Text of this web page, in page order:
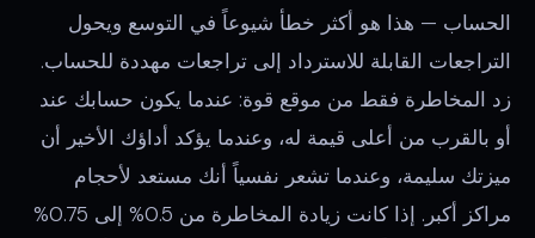
الحساب — هذا هو أكثر خطأ شيوعاً في التوسع ويحول
التراجعات القابلة للاسترداد إلى تراجعات مهددة للحساب.
زد المخاطرة فقط من موقع قوة: عندما يكون حسابك عند
أو بالقرب من أعلى قيمة له، وعندما يؤكد أداؤك الأخير أن
ميزتك سليمة، وعندما تشعر نفسياً أنك مستعد لأحجام
مراكز أكبر. إذا كانت زيادة المخاطرة من 0.5% إلى 0.75%